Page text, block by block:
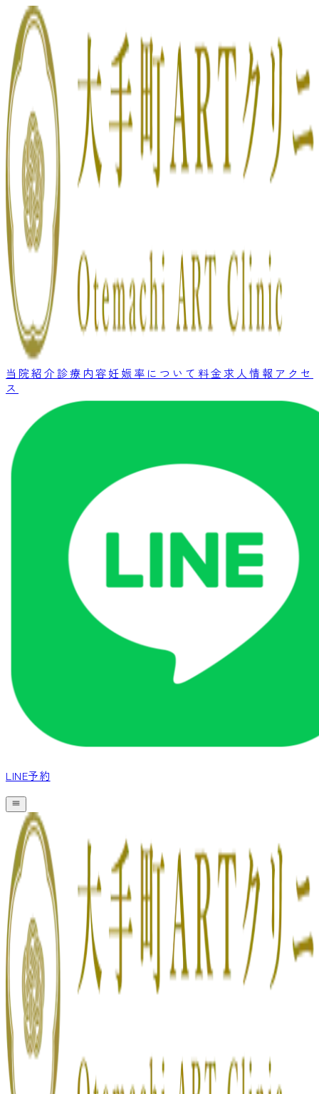
当院紹介診療内容妊娠率について 料金求人情報 アクセ
ス
LINE予約